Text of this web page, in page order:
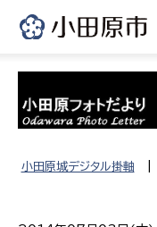
小田原城デジタル掛軸